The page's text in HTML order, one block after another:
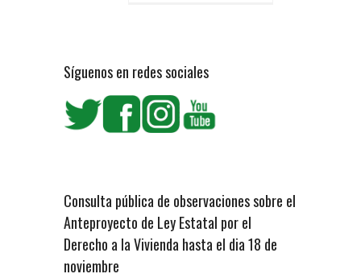
Síguenos en redes sociales
Consulta pública de observaciones sobre el
Anteproyecto de Ley Estatal por el
Derecho a la Vivienda hasta el dia 18 de
noviembre